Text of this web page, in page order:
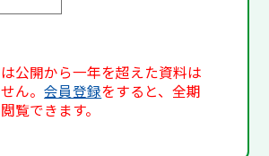
公開から一年を超えた資料は
ん。会員登録をすると、全期
覧できます。